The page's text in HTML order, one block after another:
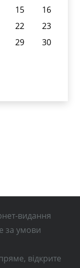
15
16
22
23
29
30
видання
за умови
відкрите